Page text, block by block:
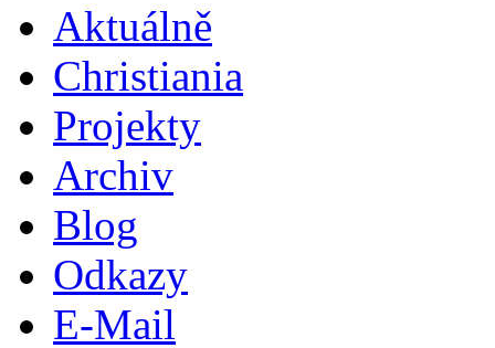
Aktuálně
Christiania
Projekty
Archiv
Blog
Odkazy
E-Mail